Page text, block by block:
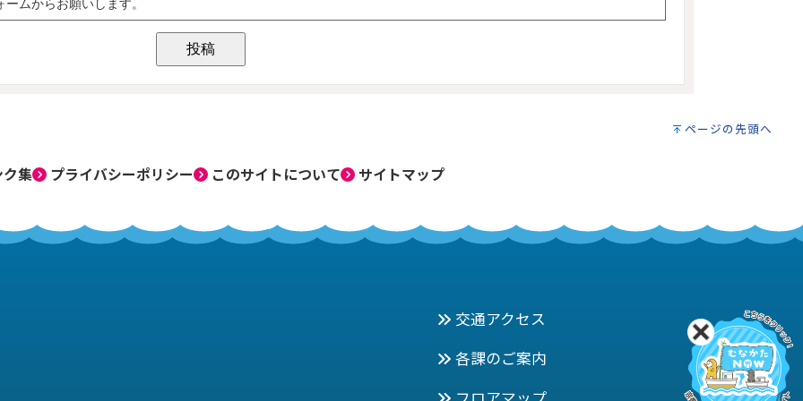
ページの先頭へ
集 プライバシーポリシー このサイトについて サイトマップ
交通アクセス
各課のご案内